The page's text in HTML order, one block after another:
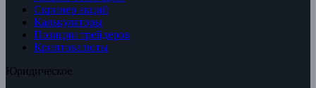
Скринер акций
Калькуляторы
Позиции трейдеров
Криптовалюты
Юридическое